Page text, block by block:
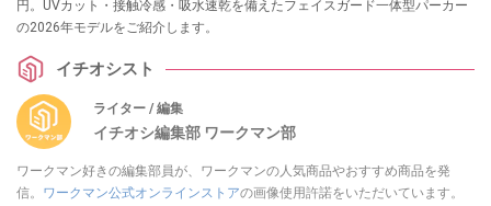
円。UVカット・接触冷感・吸水速乾を備えたフェイスガード一体型パーカー
の2026年モデルをご紹介します。
イチオシスト
ライター / 編集
イチオシ編集部 ワークマン部
ワークマン好きの編集部員が、ワークマンの人気商品やおすすめ商品を発
信。 ワークマン公式オンラインストアの画像使用許諾をいただいています。